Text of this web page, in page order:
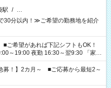
駅 / …
30分以内！≫ご希望の勤務地を紹介
19:00 夜勤 16:30～翌9:30 「家族
裕を持って夕飯の準備がしたい」
い」 など、ご希望を教えてください
時間。 合計で週40時間を超える場
募！】2カ月～ ■ご応募から最短2～